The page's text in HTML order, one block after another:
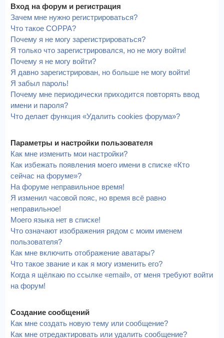
Вход на форум и регистрация
Зачем мне нужно регистрироваться?
Что такое COPPA?
Почему я не могу зарегистрироваться?
Я только что зарегистрировался, но не могу войти!
Почему я не могу войти?
Я давно зарегистрирован, но больше не могу войти!
Я забыл пароль!
Почему мне периодически приходится повторять ввод
имени и пароля?
Что делает функция «Удалить cookies форума»?
Параметры и настройки пользователя
Как мне изменить мои настройки?
Как избежать появления моего имени в списке «Кто
сейчас на форуме»?
На форуме неправильное время!
Я изменил часовой пояс, но время всё равно
неправильное!
Моего языка нет в списке!
Что означают изображения рядом с моим именем
пользователя?
Как мне включить отображение аватары?
Что такое звание и как я могу изменить его?
Когда я щёлкаю по ссылке «email», от меня требуют войти
на форум!
Создание сообщений
Как мне создать новую тему или сообщение?
Как мне отредактировать или удалить сообщение?